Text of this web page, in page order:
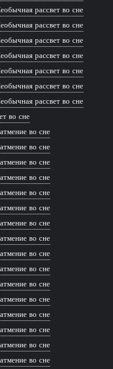
рассвет во сне
рассвет во сне
рассвет во сне
рассвет во сне
рассвет во сне
рассвет во сне
рассвет во сне
во сне
во сне
во сне
во сне
во сне
во сне
во сне
во сне
во сне
во сне
во сне
во сне
во сне
во сне
во сне
во сне
во сне